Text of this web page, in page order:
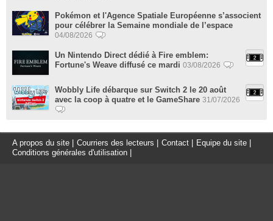
Pokémon et l'Agence Spatiale Européenne s’associent
pour célébrer la Semaine mondiale de l’espace
04/08/2026
Un Nintendo Direct dédié à Fire emblem:
Fortune's Weave diffusé ce mardi 03/08/2026
Wobbly Life débarque sur Switch 2 le 20 août
avec la coop à quatre et le GameShare 31/07/2026
A propos du site | Courriers des lecteurs | Contact | Equipe du site |
Conditions générales d'utilisation |